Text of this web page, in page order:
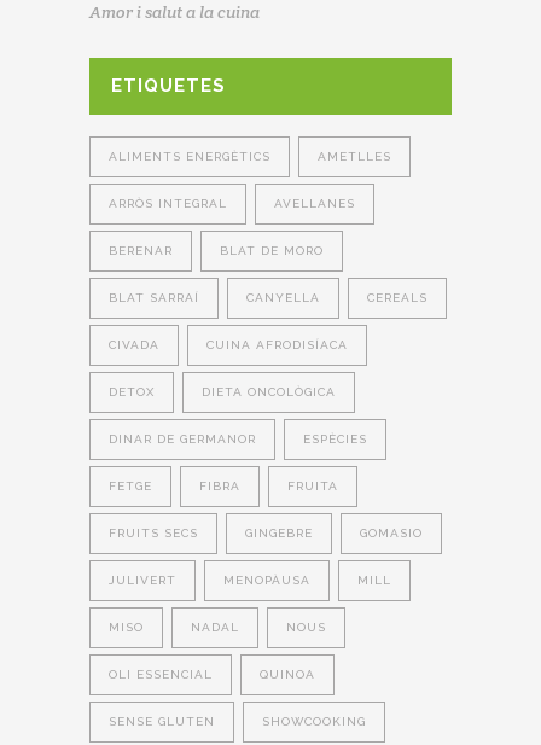
Amor i salut a la cuina
ETIQUETES
ALIMENTS ENERGÈTICS AMETLLES
ARRÒS INTEGRAL AVELLANES
BERENAR BLAT DE MORO
BLAT SARRAÍ CANYELLA CEREALS
CIVADA CUINA AFRODISÍACA
DETOX DIETA ONCOLÒGICA
DINAR DE GERMANOR ESPÈCIES
FETGE FIBRA FRUITA
FRUITS SECS GINGEBRE GOMASIO
JULIVERT MENOPÀUSA MILL
MISO NADAL NOUS
OLI ESSENCIAL QUINOA
SENSE GLUTEN SHOWCOOKING